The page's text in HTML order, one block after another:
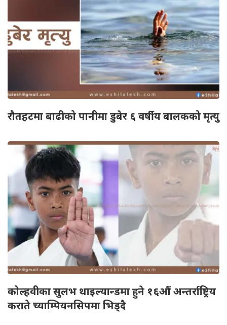
रौतहटमा बाढीको पानीमा डुबेर ६ वर्षीय बालकको मृत्यु
कोल्हवीका सुलभ थाइल्यान्डमा हुने १६औं अन्तर्राष्ट्रिय
कराते च्याम्पियनसिपमा भिड्दै